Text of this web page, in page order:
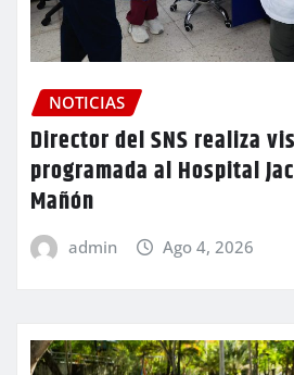
NOTICIAS
Director del SNS realiza
programada al Hospital
Mañón
admin Ago 4, 2026